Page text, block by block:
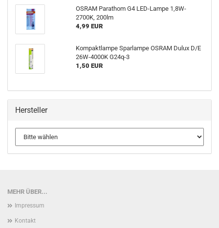
OSRAM Parathom G4 LED-Lampe 1,8W-
2700K, 200lm
4,99 EUR
Kompaktlampe Sparlampe OSRAM Dulux D/E
26W-4000K G24q-3
1,50 EUR
Hersteller
MEHR ÜBER...
Impressum
Kontakt